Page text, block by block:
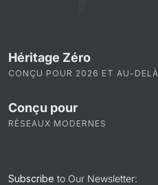
Héritage Zéro
CONÇU POUR 2026 ET AU-DELÀ
Conçu pour
RÉSEAUX MODERNES
Subscribe to Our Newsletter: